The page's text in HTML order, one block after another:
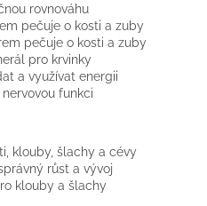
rovnováhu
pečuje o kosti a zuby
pečuje o kosti a zuby
pro krvinky
a využívat energii
funkci
klouby, šlachy a cévy
růst a vývoj
klouby a šlachy